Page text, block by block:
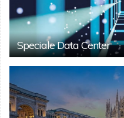
Speciale Data Center